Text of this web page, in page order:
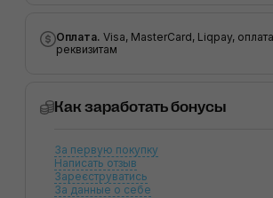
Оплата. Visa, MasterCard, Liqpay,
реквизитам
Как заработать бонусы
За первую покупку
Написать отзыв
Зареєструватись
За данные о себе